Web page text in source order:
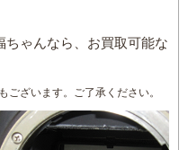
ゃんなら、お買取可能な
ざいます。ご了承ください。